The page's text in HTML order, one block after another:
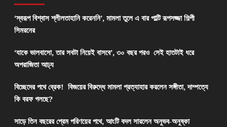
‘স্বরূপ বিশ্বাস শ্লীলতাহানি করেননি’, মামলা তুলে এ বার পাল্টি রূপসজ্জা শিল্পী
সিমরনের
‘যাকে ভালবাসো, তার সবটা নিয়েই বাসবে’, ৩০ বছর পরও সেই হাতটাই ধরে
অপরাজিতা আঢ্য
বিচ্ছেদের পথে ব্রেক! বিজয়ের বিরুদ্ধে মামলা প্রত্যাহার করলেন সঙ্গীতা, দাম্পত্যে
কি বরফ গলছে?
সাড়ে তিন বছরের প্রেম পরিণয়ের পথে, আংটি বদল সারলেন অনুভব-অনুষ্কা